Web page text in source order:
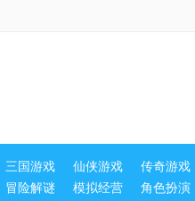
三国游戏 仙侠游戏 传奇游戏
冒险解谜
模拟经营 角色扮演